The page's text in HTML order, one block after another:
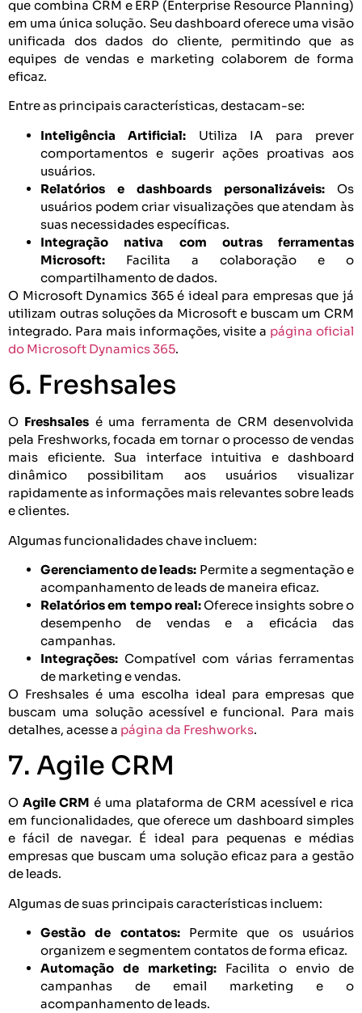
que combina CRM e ERP (Enterprise Resource Planning)
em uma única solução. Seu dashboard oferece uma visão
unificada dos dados do cliente, permitindo que as
equipes de vendas e marketing colaborem de forma
eficaz.
Entre as principais características, destacam-se:
Inteligência Artificial: Utiliza IA para prever
comportamentos e sugerir ações proativas aos
usuários.
Relatórios e dashboards personalizáveis: Os
usuários podem criar visualizações que atendam às
suas necessidades específicas.
Integração nativa com outras ferramentas
Microsoft: Facilita a colaboração e o
compartilhamento de dados.
O Microsoft Dynamics 365 é ideal para empresas que já
utilizam outras soluções da Microsoft e buscam um CRM
integrado. Para mais informações, visite a página oficial
do Microsoft Dynamics 365.
6. Freshsales
O Freshsales é uma ferramenta de CRM desenvolvida
pela Freshworks, focada em tornar o processo de vendas
mais eficiente. Sua interface intuitiva e dashboard
dinâmico possibilitam aos usuários visualizar
rapidamente as informações mais relevantes sobre leads
e clientes.
Algumas funcionalidades chave incluem:
Gerenciamento de leads: Permite a segmentação e
acompanhamento de leads de maneira eficaz.
Relatórios em tempo real:Oferece insights sobre o
desempenho de vendas e a eficácia das
campanhas.
Integrações: Compatível com várias ferramentas
de marketing e vendas.
O Freshsales é uma escolha ideal para empresas que
buscam uma solução acessível e funcional. Para mais
detalhes, acesse a página da Freshworks.
7. Agile CRM
O Agile CRM é uma plataforma de CRM acessível e rica
em funcionalidades, que oferece um dashboard simples
e fácil de navegar. É ideal para pequenas e médias
empresas que buscam uma solução eficaz para a gestão
de leads.
Algumas de suas principais características incluem:
Gestão de contatos:Permite que os usuários
organizem e segmentem contatos de forma eficaz.
Automação de marketing: Facilita o envio de
campanhas de email marketing e o
acompanhamento de leads.